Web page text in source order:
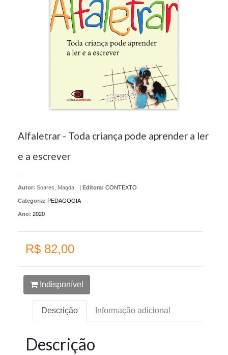
Alfaletrar - Toda criança pode aprender a ler
e a escrever
Autor: Soares, Magda | Editora: CONTEXTO
Categoria: PEDAGOGIA
Ano: 2020
R$ 82,00
Indisponível
Descrição Informação adicional
Descrição